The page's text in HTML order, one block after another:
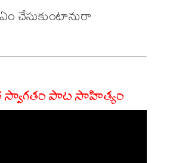
చేసుకుంటానురా
స్వాగతం పాట సాహిత్యం